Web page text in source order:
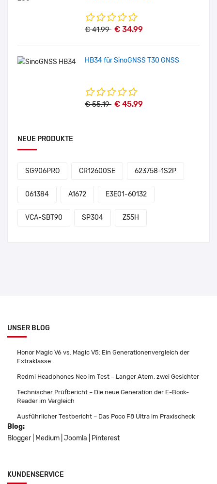
€ 41.99 € 34.99
HB34 für SinoGNSS T30 GNSS
€ 55.19 € 45.99
NEUE PRODUKTE
SG906PRO CR12600SE 623758-1S2P
061384 A1672 E3E01-60132
VCA-SBT90 SP304 Z55H
UNSER BLOG
Honor Magic V6 vs. Magic V5: Ein Generationenvergleich der
Extraklasse
Redmi Headphones Neo im Test – Langer Atem, zwei Gesichter
Technischer Prüfbericht – Die neue Generation der E-Book-
Reader im Vergleich
Ausführlicher Testbericht – Das Poco F8 Ultra im Praxischeck
Blog:
Blogger
Medium Joomla Pinterest
KUNDENSERVICE